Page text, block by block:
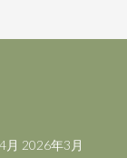
月 2026年3月